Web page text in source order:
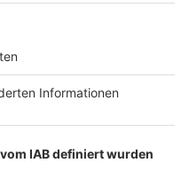
lösen Feuerwehr-
A61 bei Kerpen
im Rhein-